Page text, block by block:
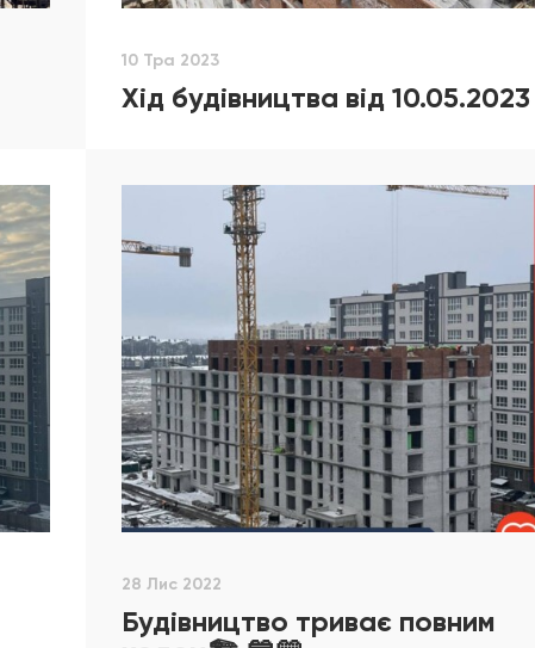
10 Тра 2023
Хід будівництва від 10.05.2023
28 Лис 2022
Будівництво триває повним